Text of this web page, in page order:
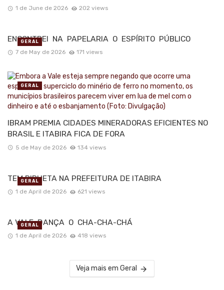
1 de June de 2026 202 views
ENCONTREI NA PAPELARIA O ESPÍRITO PÚBLICO
7 de May de 2026 171 views
GERAL
IBRAM PREMIA CIDADES MINERADORAS EFICIENTES NO
BRASIL E ITABIRA FICA DE FORA
5 de May de 2026 134 views
GERAL
TEM PIRUETA NA PREFEITURA DE ITABIRA
1 de April de 2026 621 views
GERAL
A VALE DANÇA O CHA-CHA-CHÁ
1 de April de 2026 418 views
GERAL
Veja mais em Geral